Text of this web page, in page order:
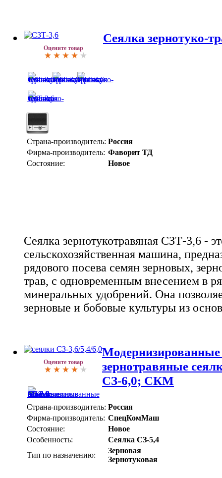
Оцените товар
Сеялка зернотуко-
Страна-производитель: Россия
Фирма-производитель: Фаворит ТД
Состояние:
Новое
Сеялка зернотукотравяная СЗТ-3,6 -
сельскохозяйственная машина,
рядового посева семян зерновых,
трав, с одновременным внесением в
минеральных удобрений. Она
зерновые и бобовые культуры из
Оцените товар
Модернизированные
зернотравяные
СЗ-6,0; СКМ
Страна-производитель: Россия
Фирма-производитель: СпецКомМаш
Состояние:
Новое
Особенность:
Сеялка СЗ-5,4
Тип по назначению:
Зерновая
Зернотуковая